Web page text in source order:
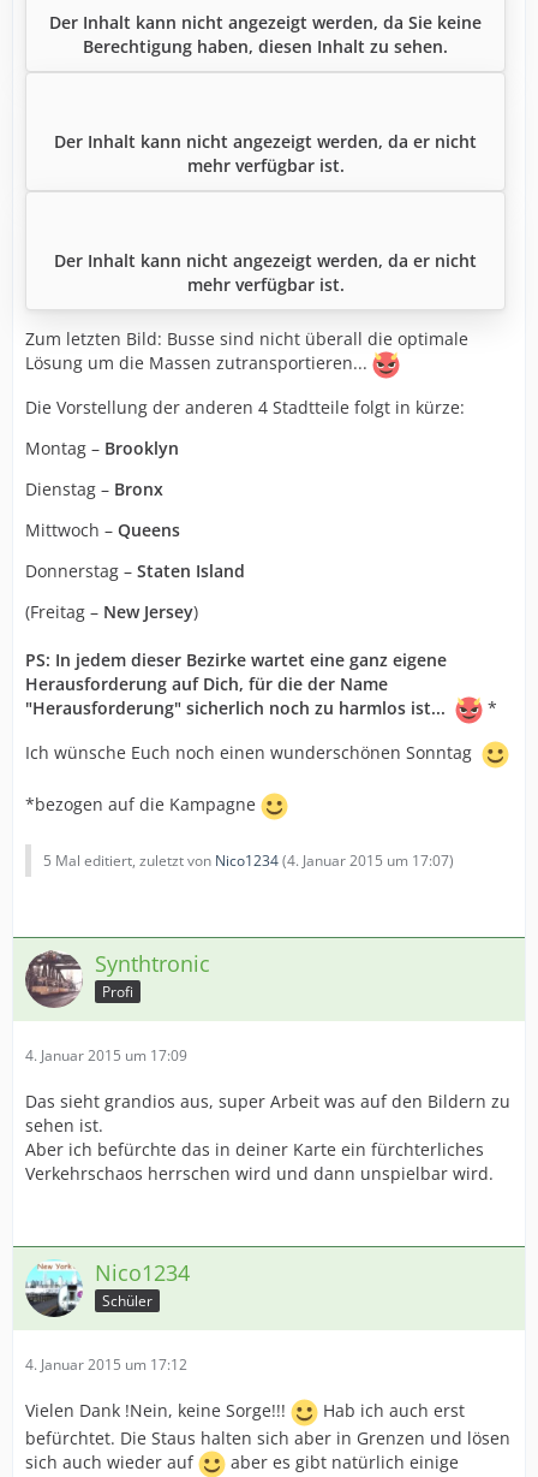
Der Inhalt kann nicht angezeigt werden, da Sie keine
Berechtigung haben, diesen Inhalt zu sehen.
Der Inhalt kann nicht angezeigt werden, da er nicht
mehr verfügbar ist.
Der Inhalt kann nicht angezeigt werden, da er nicht
mehr verfügbar ist.
Zum letzten Bild: Busse sind nicht überall die optimale
Lösung um die Massen zutransportieren...
Die Vorstellung der anderen 4 Stadtteile folgt in kürze:
Montag – Brooklyn
Dienstag – Bronx
Mittwoch – Queens
Donnerstag – Staten Island
(Freitag – New Jersey)
PS: In jedem dieser Bezirke wartet eine ganz eigene
Herausforderung auf Dich, für die der Name
"Herausforderung" sicherlich noch zu harmlos ist...
*
Ich wünsche Euch noch einen wunderschönen Sonntag
*bezogen auf die Kampagne
5 Mal editiert, zuletzt von Nico1234(4. Januar 2015 um 17:07)
Synthtronic
Profi
4. Januar 2015 um 17:09
Das sieht grandios aus, super Arbeit was auf den Bildern zu
sehen ist.
Aber ich befürchte das in deiner Karte ein fürchterliches
Verkehrschaos herrschen wird und dann unspielbar wird.
Nico1234
Schüler
4. Januar 2015 um 17:12
Vielen Dank !Nein, keine Sorge!!!
Hab ich auch erst
befürchtet. Die Staus halten sich aber in Grenzen und lösen
sich auch wieder auf
aber es gibt natürlich einige